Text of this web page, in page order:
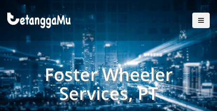
Foster Wheeler
Services, PT